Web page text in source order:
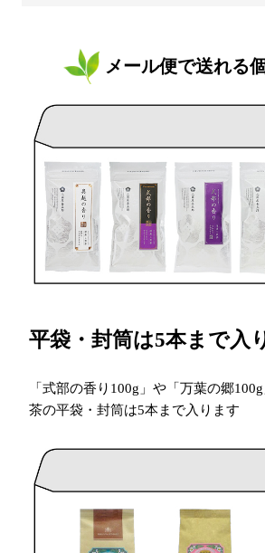
メール便で送れる
平袋・封筒は5本まで入
「式部の香り100g」や「万葉の郷
茶の平袋・封筒は5本まで入ります